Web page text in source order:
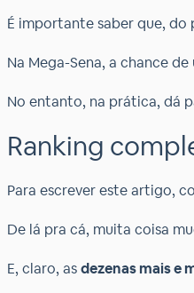
É importante saber que, do
Na Mega-Sena, a chance
No entanto, na prática, dá
Ranking
Para escrever este artigo,
De lá pra cá, muita coisa
E, claro, asdezenas mais e